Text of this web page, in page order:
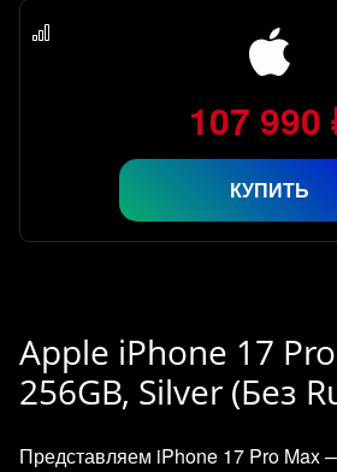
107 990
КУПИТЬ
Apple iPhone 17
256GB, Silver (Без
Представляем iPhone 17 Pro